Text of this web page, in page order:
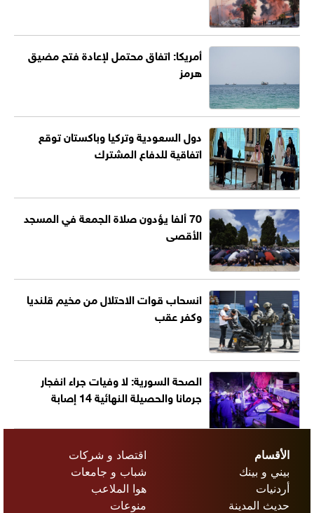
أمريكا: اتفاق محتمل لإعادة فتح مضيق
هرمز
دول السعودية وتركيا وباكستان توقع
اتفاقية للدفاع المشترك
70 ألفا يؤدون صلاة الجمعة في المسجد
الأقصى
انسحاب قوات الاحتلال من مخيم قلنديا
وكفر عقب
الصحة السورية: لا وفيات جراء انفجار
جرمانا والحصيلة النهائية 14 إصابة
الأقسام
بيني و بينك
أردنيات
حديث المدينة
اقتصاد و شركات
شباب و جامعات
هوا الملاعب
منوعات